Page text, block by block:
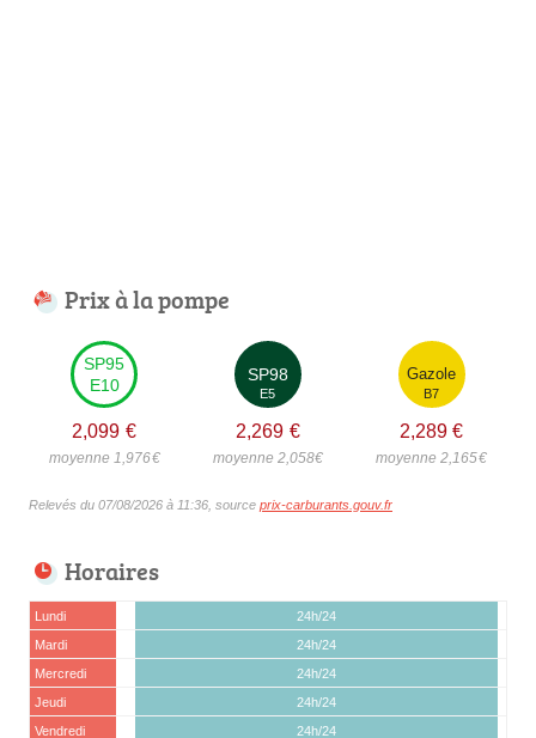
Prix à la pompe
SP95
E10
2,099 €
moyenne 1,976€
SP98
E5
2,269 €
moyenne 2,058€
Gazole
B7
2,289 €
moyenne 2,165€
Relevés du 07/08/2026 à 11:36, source prix-carburants.gouv.fr
Horaires
Lundi
24h/24
Mardi
24h/24
Mercredi
24h/24
Jeudi
24h/24
Vendredi
24h/24